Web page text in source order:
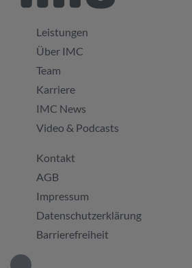
Leistungen
Über IMC
Team
Karriere
IMC News
Video & Podcasts
Kontakt
AGB
Impressum
Datenschutzerklärung
Barrierefreiheit
IMC GmbH bei LinkedIn